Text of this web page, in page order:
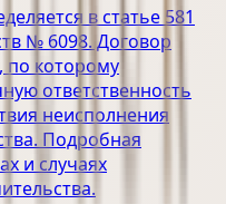
в статье 581
№ 6098. Договор
по которому
ответственность
неисполнения
Подробная
и случаях